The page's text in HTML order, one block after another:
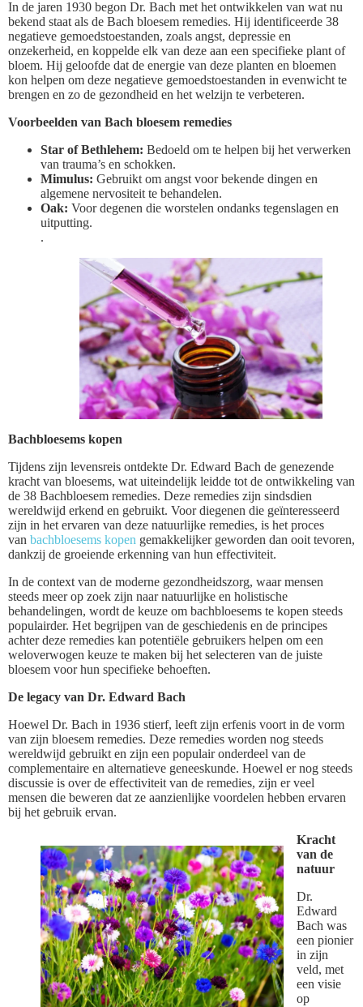
In de jaren 1930 begon Dr. Bach met het ontwikkelen van wat nu
bekend staat als de Bach bloesem remedies. Hij identificeerde 38
negatieve gemoedstoestanden, zoals angst, depressie en
onzekerheid, en koppelde elk van deze aan een specifieke plant of
bloem. Hij geloofde dat de energie van deze planten en bloemen
kon helpen om deze negatieve gemoedstoestanden in evenwicht te
brengen en zo de gezondheid en het welzijn te verbeteren.
Voorbeelden van Bach bloesem remedies
Star of Bethlehem: Bedoeld om te helpen bij het verwerken
van trauma’s en schokken.
Mimulus: Gebruikt om angst voor bekende dingen en
algemene nervositeit te behandelen.
Oak: Voor degenen die worstelen ondanks tegenslagen en
uitputting.
.
Bachbloesems kopen
Tijdens zijn levensreis ontdekte Dr. Edward Bach de genezende
kracht van bloesems, wat uiteindelijk leidde tot de ontwikkeling van
de 38 Bachbloesem remedies. Deze remedies zijn sindsdien
wereldwijd erkend en gebruikt. Voor diegenen die geïnteresseerd
zijn in het ervaren van deze natuurlijke remedies, is het proces
van bachbloesems kopen gemakkelijker geworden dan ooit tevoren,
dankzij de groeiende erkenning van hun effectiviteit.
In de context van de moderne gezondheidszorg, waar mensen
steeds meer op zoek zijn naar natuurlijke en holistische
behandelingen, wordt de keuze om bachbloesems te kopen steeds
populairder. Het begrijpen van de geschiedenis en de principes
achter deze remedies kan potentiële gebruikers helpen om een
weloverwogen keuze te maken bij het selecteren van de juiste
bloesem voor hun specifieke behoeften.
De legacy van Dr. Edward Bach
Hoewel Dr. Bach in 1936 stierf, leeft zijn erfenis voort in de vorm
van zijn bloesem remedies. Deze remedies worden nog steeds
wereldwijd gebruikt en zijn een populair onderdeel van de
complementaire en alternatieve geneeskunde. Hoewel er nog steeds
discussie is over de effectiviteit van de remedies, zijn er veel
mensen die beweren dat ze aanzienlijke voordelen hebben ervaren
bij het gebruik ervan.
Kracht
van de
natuur
Dr.
Edward
Bach was
een pionier
in zijn
veld, met
een visie
op